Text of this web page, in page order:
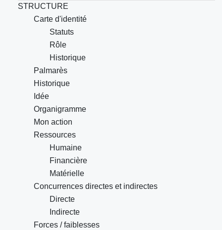
STRUCTURE
Carte d'identité
Statuts
Rôle
Historique
Palmarès
Historique
Idée
Organigramme
Mon action
Ressources
Humaine
Financière
Matérielle
Concurrences directes et indirectes
Directe
Indirecte
Forces / faiblesses